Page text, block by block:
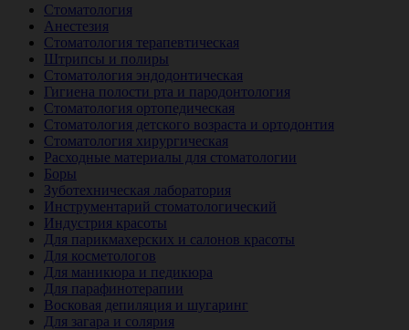
Стоматология
Анестезия
Стоматология терапевтическая
Штрипсы и полиры
Стоматология эндодонтическая
Гигиена полости рта и пародонтология
Стоматология ортопедическая
Стоматология детского возраста и ортодонтия
Стоматология хирургическая
Расходные материалы для стоматологии
Боры
Зуботехническая лаборатория
Инструментарий стоматологический
Индустрия красоты
Для парикмахерских и салонов красоты
Для косметологов
Для маникюра и педикюра
Для парафинотерапии
Восковая депиляция и шугаринг
Для загара и солярия